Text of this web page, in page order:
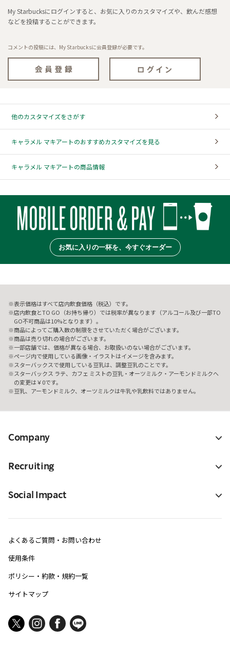
My Starbucksにログインすると、お気に入りのカスタマイズや、飲んだ感想
などを投稿することができます。
コメントの投稿には、My Starbucksに会員登録が必要です。
他のカスタマイズをさがす
キャラメル マキアートのおすすめカスタマイズを見る
キャラメル マキアートの商品情報
お気に入りの一杯を、今すぐオーダー
表示価格はすべて店内飲食価格（税込）です。
店内飲食とTO GO（お持ち帰り）では税率が異なります（アルコール及び一部TO
GO不可商品は10%となります）。
商品によってご購入数の制限をさせていただく場合がございます。
商品は売り切れの場合がございます。
一部店舗では、価格が異なる場合、お取扱いのない場合がございます。
ページ内で使用している画像・イラストはイメージを含みます。
スターバックスで使用している豆乳は、調整豆乳のことです。
スターバックス ラテ、カフェ ミストの豆乳・オーツミルク・アーモンドミルクへ
の変更は￥0です。
豆乳、アーモンドミルク、オーツミルクは牛乳や乳飲料ではありません。
Company
Recruiting
Social Impact
よくあるご質問・お問い合わせ
使用条件
ポリシー・約款・規約一覧
サイトマップ